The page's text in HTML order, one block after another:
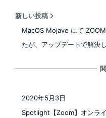
新しい投稿
MacOS Mojave にて
たが、アップデートで解決
Spotlight【Zoom】オンラ
2020年5月3日